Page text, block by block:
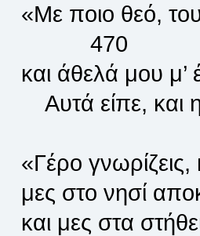
«Με ποιο θεό,
470
και άθελά μου μ’
Αυτά είπε, και
«Γέρο
μες στο νησί
και μες στα